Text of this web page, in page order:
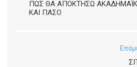
ΠΩΣ ΘΑ ΑΠΟΚΤΗΣΩ
ΚΑΙ ΠΑΣΟ